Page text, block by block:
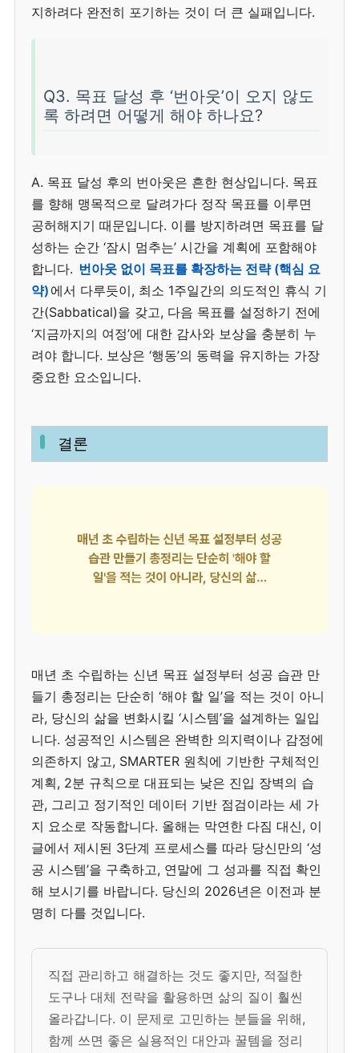
지하려다 완전히 포기하는 것이 더 큰 실패입니다.
Q3. 목표 달성 후 ‘번아웃’이 오지 않도
록 하려면 어떻게 해야 하나요?
A. 목표 달성 후의 번아웃은 흔한 현상입니다. 목표
를 향해 맹목적으로 달려가다 정작 목표를 이루면
공허해지기 때문입니다. 이를 방지하려면 목표를 달
성하는 순간 ‘잠시 멈추는’ 시간을 계획에 포함해야
합니다. 번아웃 없이 목표를 확장하는 전략 (핵심 요
약) 에서 다루듯이, 최소 1주일간의 의도적인 휴식 기
간(Sabbatical)을 갖고, 다음 목표를 설정하기 전에
‘지금까지의 여정’에 대한 감사와 보상을 충분히 누
려야 합니다. 보상은 ‘행동’의 동력을 유지하는 가장
중요한 요소입니다.
결론
매년 초 수립하는 신년 목표 설정부터 성공 습관 만
들기 총정리는 단순히 ‘해야 할 일’을 적는 것이 아니
라, 당신의 삶을 변화시킬 ‘시스템’을 설계하는 일입
니다. 성공적인 시스템은 완벽한 의지력이나 감정에
의존하지 않고, SMARTER 원칙에 기반한 구체적인
계획, 2분 규칙으로 대표되는 낮은 진입 장벽의 습
관, 그리고 정기적인 데이터 기반 점검이라는 세 가
지 요소로 작동합니다. 올해는 막연한 다짐 대신, 이
글에서 제시된 3단계 프로세스를 따라 당신만의 ‘성
공 시스템’을 구축하고, 연말에 그 성과를 직접 확인
해 보시기를 바랍니다. 당신의 2026년은 이전과 분
명히 다를 것입니다.
직접 관리하고 해결하는 것도 좋지만, 적절한
도구나 대체 전략을 활용하면 삶의 질이 훨씬
올라갑니다. 이 문제로 고민하는 분들을 위해,
함께 쓰면 좋은 실용적인 대안과 꿀템을 정리